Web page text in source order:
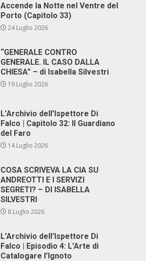
Accende la Notte nel Ventre del
Porto (Capitolo 33)
24 Luglio 2026
“GENERALE CONTRO
GENERALE. IL CASO DALLA
CHIESA” – di Isabella Silvestri
19 Luglio 2026
L’Archivio dell’Ispettore Di
Falco | Capitolo 32: Il Guardiano
del Faro
14 Luglio 2026
COSA SCRIVEVA LA CIA SU
ANDREOTTI E I SERVIZI
SEGRETI? – DI ISABELLA
SILVESTRI
8 Luglio 2026
L’Archivio dell’Ispettore Di
Falco | Episodio 4: L’Arte di
Catalogare l’Ignoto